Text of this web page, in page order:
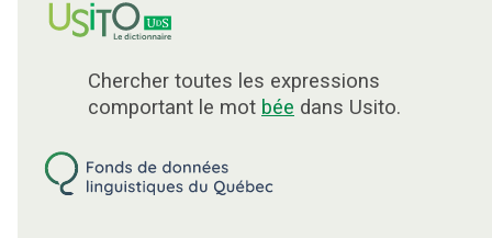
Chercher toutes les expressions
comportant le mot bée dans Usito.